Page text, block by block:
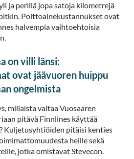
ja perillä jopa satoja kilometrejä
Polttoainekustannukset ovat
halvempia vaihtoehtoisia
on villi länsi:
ovat jäävuoren huippu
ongelmista
millaista valtaa Vuosaaren
pitävä Finnlines käyttää
Kuljetusyhtiöiden pitäisi kenties
heille sekä
jotka omistavat Stevecon.